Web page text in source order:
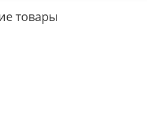
товары